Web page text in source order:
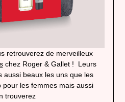
retrouverez de merveilleux
chez Roger & Gallet ! Leurs
aussi beaux les uns que les
les femmes mais aussi
trouverez